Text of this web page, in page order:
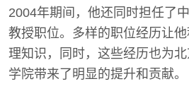
2004年期间，他还同时担任了
教授职位。多样的职位经历让
理知识，同时，这些经历也为
学院带来了明显的提升和贡献。